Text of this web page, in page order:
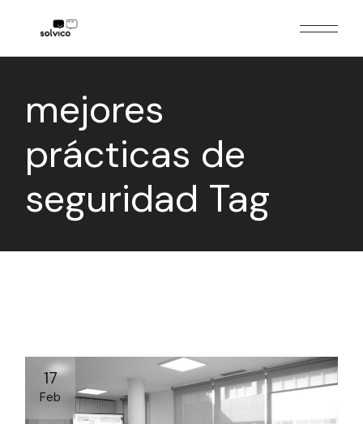
content
mejores
prácticas de
seguridad Tag
17
Feb